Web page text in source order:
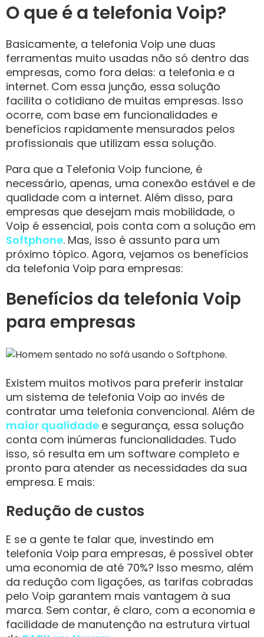
O que é a telefonia Voip?
Basicamente, a telefonia Voip une duas
ferramentas muito usadas não só dentro das
empresas, como fora delas: a telefonia e a
internet. Com essa junção, essa solução
facilita o cotidiano de muitas empresas. Isso
ocorre, com base em funcionalidades e
benefícios rapidamente mensurados pelos
profissionais que utilizam essa solução.
Para que a Telefonia Voip funcione, é
necessário, apenas, uma conexão estável e de
qualidade com a internet. Além disso, para
empresas que desejam mais mobilidade, o
Voip é essencial, pois conta com a solução em
Softphone. Mas, isso é assunto para um
próximo tópico. Agora, vejamos os benefícios
da telefonia Voip para empresas:
Benefícios da telefonia Voip
para empresas
Existem muitos motivos para preferir instalar
um sistema de telefonia Voip ao invés de
contratar uma telefonia convencional. Além de
maior qualidade e segurança, essa solução
conta com inúmeras funcionalidades. Tudo
isso, só resulta em um software completo e
pronto para atender as necessidades da sua
empresa. E mais:
Redução de custos
E se a gente te falar que, investindo em
telefonia Voip para empresas, é possível obter
uma economia de até 70%? Isso mesmo, além
da redução com ligações, as tarifas cobradas
pelo Voip garantem mais vantagem à sua
marca. Sem contar, é claro, com a economia e
facilidade de manutenção na estrutura virtual